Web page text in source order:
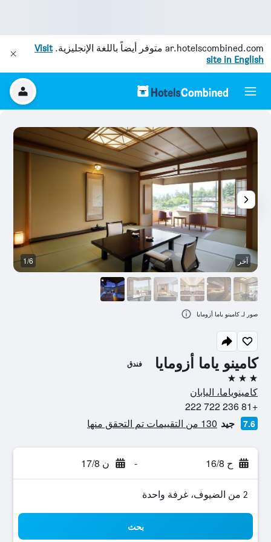
ar.hotelscombined.com متوفر أيضاً باللغة الإنجليزية.Visit
site in English
كامينو ياما أزومايا فندق
3 نجوم
كامينوياما، اليابان
+81 236 722 222
7.6 جيد 130 من التقييمات تم التحقق منها
ح 16/8 - ن 17/8
2 من الضيوف، غرفة واحدة
بحث
آخر 1/6
صور لـ كامينو ياما أزومايا